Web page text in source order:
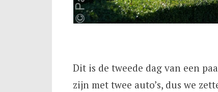
Dit is de tweede dag van een
zijn met twee auto’s, dus we